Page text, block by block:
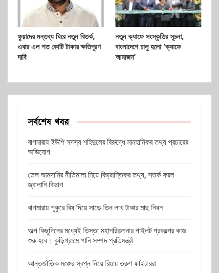
ফুয়াদের মন্তব্য ঘিরে নতুন বিতর্ক,
এবার এল শত কোটি টাকার ক্ষতিপূরণ
দাবি
নতুন ক্যাফে সংস্কৃতির সূচনা,
বাংলাদেশে চালু হলো ‘ক্যাফে
আমাজন’
সর্বশেষ খবর
বাগমারায় ইউপি সদস্য শহিদুলের বিরুদ্ধে মানহানিকর তথ্য প্রচারের
অভিযোগ
তেল আমদানির নীতিমালা নিয়ে বিভ্রান্তিকর তথ্য, সতর্ক করল
জ্বালানি বিভাগ
বাগমারায় পুকুরে বিষ দিয়ে সাড়ে তিন লাখ টাকার মাছ নিধন
অল্প কিছুদিনের মধ্যেই তিস্তা মহাপরিকল্পনার পাইলট প্রকল্পের কাজ
শুরু হবে। কুড়িগ্রামে পানি সম্পদ প্রতিমন্ত্রী
আন্তর্জাতিক মঞ্চের স্বপ্ন নিয়ে রিংয়ে তরুণ ফাইটাররা